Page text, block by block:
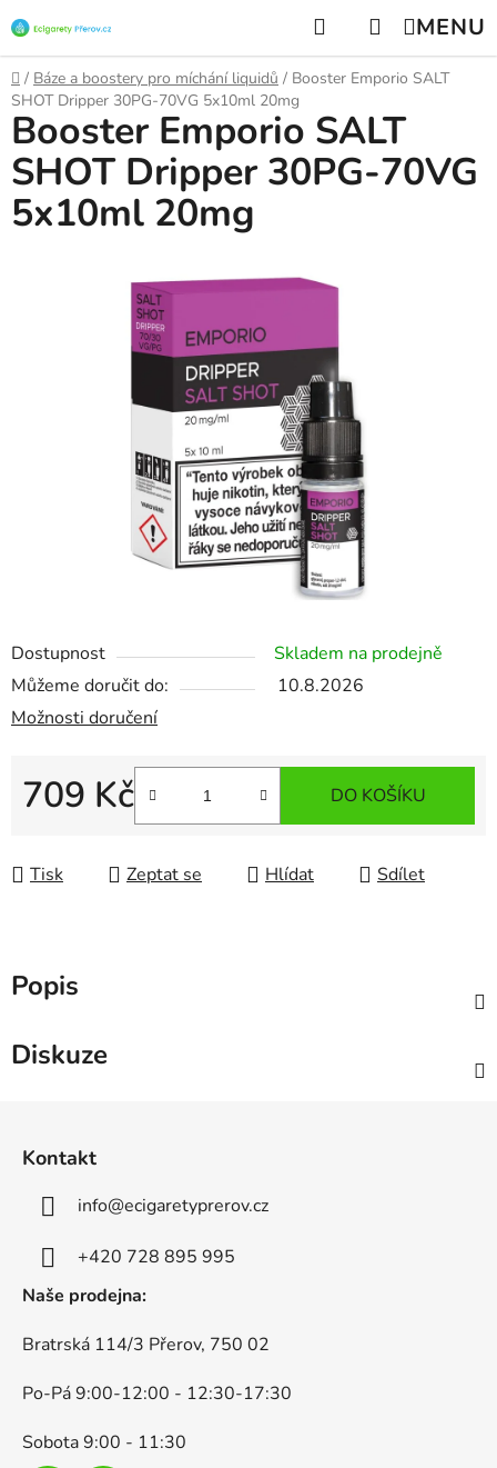
na
obsah
Hledat NÁKUPNÍ
KOŠÍK
Domů
/ Báze a boostery pro míchání liquidů / Booster Emporio SALT
SHOT Dripper 30PG-70VG 5x10ml 20mg
Dostupnost
Skladem na prodejně
Můžeme doručit do:
10.8.2026
Možnosti doručení
709 Kč DO KOŠÍKU
Tisk Zeptat se Hlídat Sdílet
Booster Emporio SALT
SHOT Dripper 30PG-70VG
5x10ml 20mg
Popis
Diskuze
Kontakt
info@ecigaretyprerov.cz
+420 728 895 995
Naše prodejna:
Bratrská 114/3 Přerov, 750 02
Po-Pá 9:00-12:00 - 12:30-17:30
Sobota 9:00 - 11:30